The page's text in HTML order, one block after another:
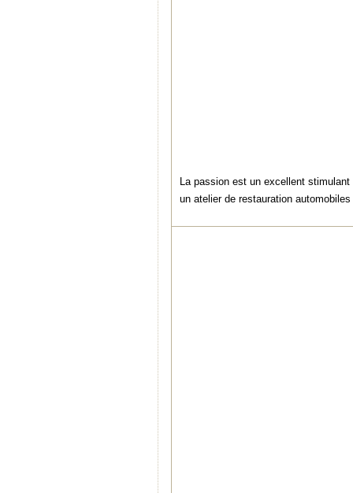
La passion est un excellent
un atelier de restauration automobiles